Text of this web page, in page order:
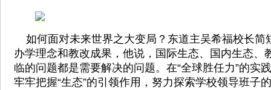
如何面对未来世界之大变局？东道主吴希福校长简
办学理念和教改成果，他说，国际生态、国内生态、
临的问题都是需要解决的问题。在“全球胜任力”的实
牢牢把握“生态”的引领作用，努力探索学校领导班子